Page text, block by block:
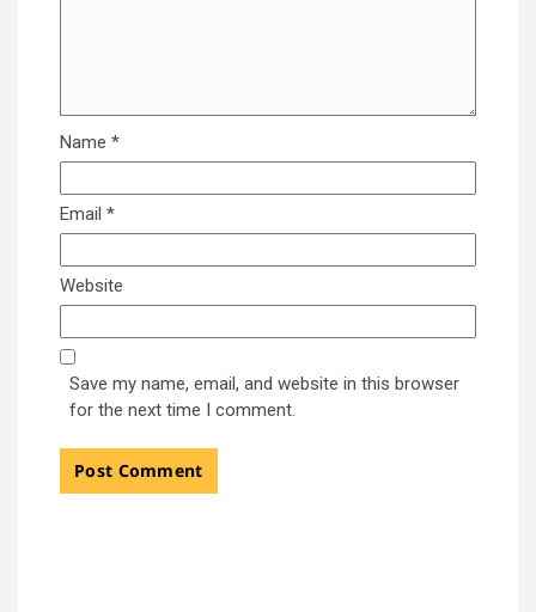
Name *
Email *
Website
Save my name, email, and website in this browser
for the next time I comment.